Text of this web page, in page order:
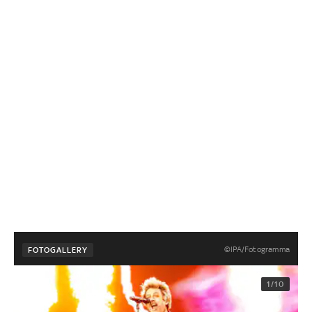
FOTOGALLERY ©IPA/Fotogramma
1/10